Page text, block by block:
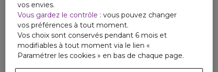
vos envies.
Vous gardez le contrôle : vous pouvez changer
vos préférences à tout moment.
Vos choix sont conservés pendant 6 mois et
modifiables à tout moment via le lien «
Paramétrer les cookies » en bas de chaque page.